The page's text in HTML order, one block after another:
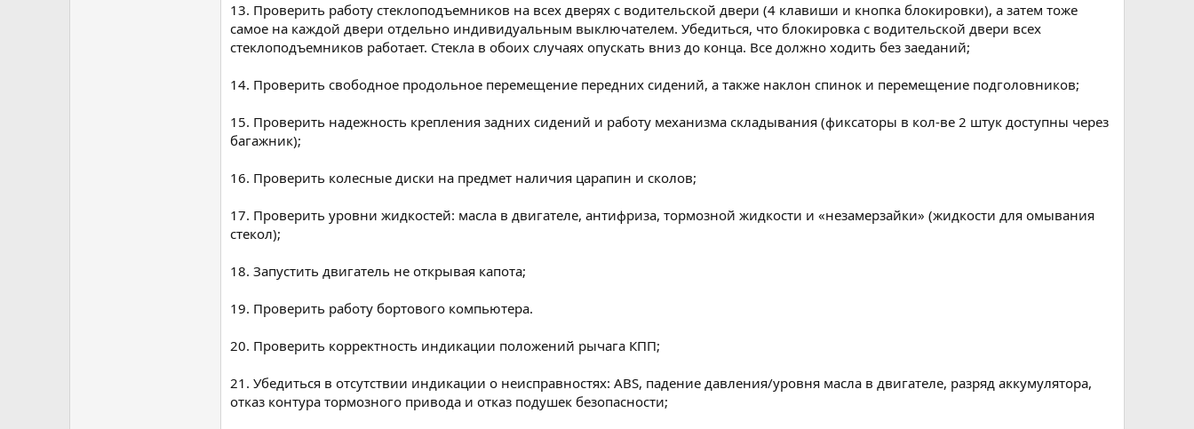
13. Проверить работу стеклоподъемников на всех дверях с водительской двери (4 клавиши и кнопка блокировки), а затем тоже
самое на каждой двери отдельно индивидуальным выключателем. Убедиться, что блокировка с водительской двери всех
стеклоподъемников работает. Стекла в обоих случаях опускать вниз до конца. Все должно ходить без заеданий;
14. Проверить свободное продольное перемещение передних сидений, а также наклон спинок и перемещение подголовников;
15. Проверить надежность крепления задних сидений и работу механизма складывания (фиксаторы в кол-ве 2 штук доступны через
багажник);
16. Проверить колесные диски на предмет наличия царапин и сколов;
17. Проверить уровни жидкостей: масла в двигателе, антифриза, тормозной жидкости и «незамерзайки» (жидкости для омывания
стекол);
18. Запустить двигатель не открывая капота;
19. Проверить работу бортового компьютера.
20. Проверить корректность индикации положений рычага КПП;
21. Убедиться в отсутствии индикации о неисправностях: ABS, падение давления/уровня масла в двигателе, разряд аккумулятора,
отказ контура тормозного привода и отказ подушек безопасности;